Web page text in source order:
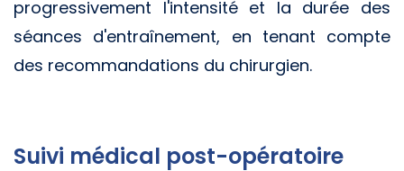
progressivement l'intensité et la durée des
séances d'entraînement, en tenant compte
des recommandations du chirurgien.
Suivi médical post-opératoire